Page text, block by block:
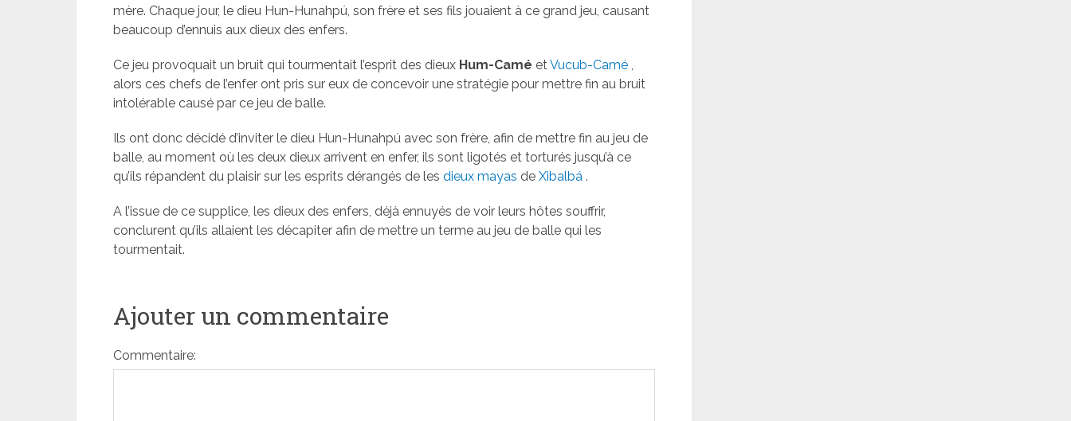
mère. Chaque jour, le dieu Hun-Hunahpú, son frère et ses fils jouaient à ce grand jeu, causant
beaucoup d’ennuis aux dieux des enfers.
Ce jeu provoquait un bruit qui tourmentait l’esprit des dieux Hum-Camé etVucub-Camé ,
alors ces chefs de l’enfer ont pris sur eux de concevoir une stratégie pour mettre fin au bruit
intolérable causé par ce jeu de balle.
Ils ont donc décidé d’inviter le dieu Hun-Hunahpú avec son frère, afin de mettre fin au jeu de
balle, au moment où les deux dieux arrivent en enfer, ils sont ligotés et torturés jusqu’à ce
qu’ils répandent du plaisir sur les esprits dérangés de les dieux mayas de Xibalbá .
A l’issue de ce supplice, les dieux des enfers, déjà ennuyés de voir leurs hôtes souffrir,
conclurent qu’ils allaient les décapiter afin de mettre un terme au jeu de balle qui les
tourmentait.
Ajouter un commentaire
Commentaire: